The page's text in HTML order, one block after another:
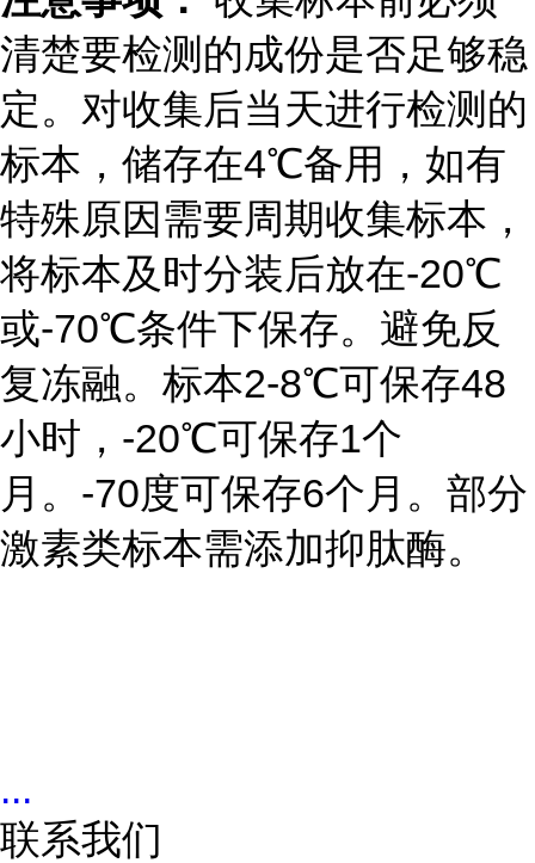
清楚要检测的成份是否足够稳
定。对收集后当天进行检测的
标本，储存在4℃备用，如有
特殊原因需要周期收集标本，
将标本及时分装后放在-20℃
或-70℃条件下保存。避免反
复冻融。标本2-8℃可保存48
小时， -20℃可保存1个
月。 -70度可保存6个月。部分
激素类标本需添加抑肽酶。
...
联系我们